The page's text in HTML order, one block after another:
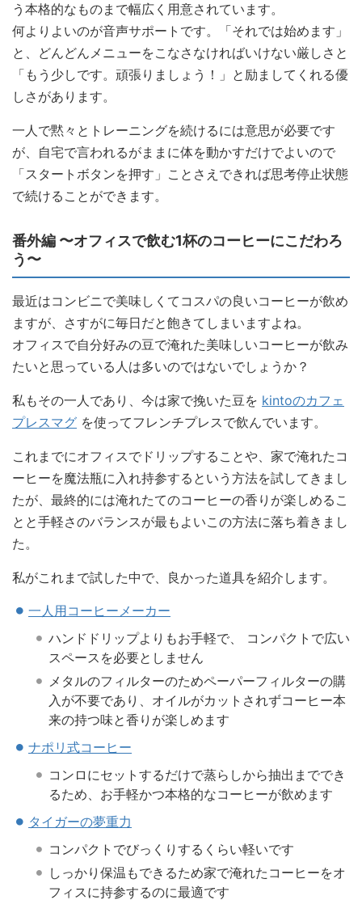
う本格的なものまで幅広く用意されています。
何よりよいのが音声サポートです。「それでは始めます」
と、どんどんメニューをこなさなければいけない厳しさと
「もう少しです。頑張りましょう！」と励ましてくれる優
しさがあります。
一人で黙々とトレーニングを続けるには意思が必要です
が、自宅で言われるがままに体を動かすだけでよいので
「スタートボタンを押す」ことさえできれば思考停止状態
で続けることができます。
番外編 〜オフィスで飲む1杯のコーヒーにこだわろ
う〜
最近はコンビニで美味しくてコスパの良いコーヒーが飲め
ますが、さすがに毎日だと飽きてしまいますよね。
オフィスで自分好みの豆で淹れた美味しいコーヒーが飲み
たいと思っている人は多いのではないでしょうか？
私もその一人であり、今は家で挽いた豆を kintoのカフェ
プレスマグ を使ってフレンチプレスで飲んでいます。
これまでにオフィスでドリップすることや、家で淹れたコ
ーヒーを魔法瓶に入れ持参するという方法を試してきまし
たが、最終的には淹れたてのコーヒーの香りが楽しめるこ
とと手軽さのバランスが最もよいこの方法に落ち着きまし
た。
私がこれまで試した中で、良かった道具を紹介します。
一人用コーヒーメーカー
ハンドドリップよりもお手軽で、 コンパクトで広い
スペースを必要としません
メタルのフィルターのためペーパーフィルターの購
入が不要であり、オイルがカットされずコーヒー本
来の持つ味と香りが楽しめます
ナポリ式コーヒー
コンロにセットするだけで蒸らしから抽出まででき
るため、お手軽かつ本格的なコーヒーが飲めます
タイガーの夢重力
コンパクトでびっくりするくらい軽いです
しっかり保温もできるため家で淹れたコーヒーをオ
フィスに持参するのに最適です